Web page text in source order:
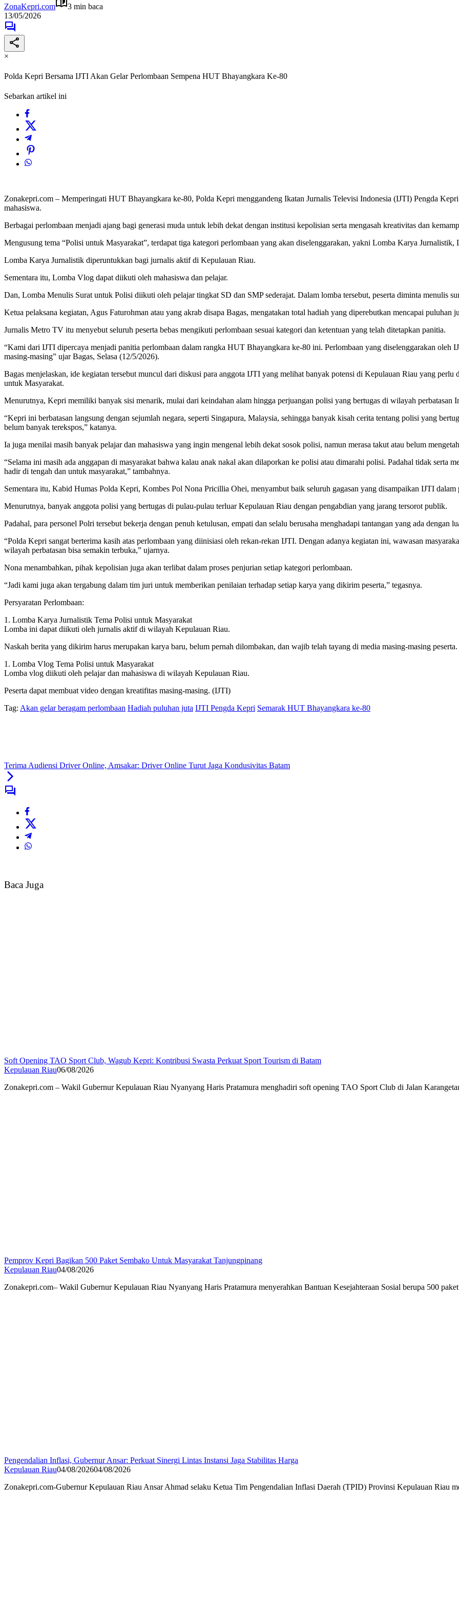
ZonaKepri.com
3 min baca
13/05/2026
×
Polda Kepri Bersama IJTI Akan Gelar Perlombaan Sempena HUT Bhayangkara Ke-80
Sebarkan artikel ini
Zonakepri.com – Memperingati HUT Bhayangkara ke-80, Polda Kepri menggandeng Ikatan Jurnalis Televisi Indonesia (IJTI) Pengda
mahasiswa.
Berbagai perlombaan menjadi ajang bagi generasi muda untuk lebih dekat dengan institusi kepolisian serta mengasah kreativitas dan
Mengusung tema “Polisi untuk Masyarakat”, terdapat tiga kategori perlombaan yang akan diselenggarakan, yakni Lomba Karya
Lomba Karya Jurnalistik diperuntukkan bagi jurnalis aktif di Kepulauan Riau.
Sementara itu, Lomba Vlog dapat diikuti oleh mahasiswa dan pelajar.
Dan, Lomba Menulis Surat untuk Polisi diikuti oleh pelajar tingkat SD dan SMP sederajat. Dalam lomba tersebut, peserta diminta menulis
Ketua pelaksana kegiatan, Agus Faturohman atau yang akrab disapa Bagas, mengatakan total hadiah yang diperebutkan mencapai puluhan
Jurnalis Metro TV itu menyebut seluruh peserta bebas mengikuti perlombaan sesuai kategori dan ketentuan yang telah ditetapkan panitia.
“Kami dari IJTI dipercaya menjadi panitia perlombaan dalam rangka HUT Bhayangkara ke-80 ini. Perlombaan yang diselenggarakan oleh
masing-masing” ujar Bagas, Selasa (12/5/2026).
Bagas menjelaskan, ide kegiatan tersebut muncul dari diskusi para anggota IJTI yang melihat banyak potensi di Kepulauan Riau yang
untuk Masyarakat.
Menurutnya, Kepri memiliki banyak sisi menarik, mulai dari keindahan alam hingga perjuangan polisi yang bertugas di wilayah perbatasan
“Kepri ini berbatasan langsung dengan sejumlah negara, seperti Singapura, Malaysia, sehingga banyak kisah cerita tentang polisi yang
belum banyak terekspos,” katanya.
Ia juga menilai masih banyak pelajar dan mahasiswa yang ingin mengenal lebih dekat sosok polisi, namun merasa takut atau belum
“Selama ini masih ada anggapan di masyarakat bahwa kalau anak nakal akan dilaporkan ke polisi atau dimarahi polisi. Padahal tidak serta
hadir di tengah dan untuk masyarakat,” tambahnya.
Sementara itu, Kabid Humas Polda Kepri, Kombes Pol Nona Pricillia Ohei, menyambut baik seluruh gagasan yang disampaikan IJTI
Menurutnya, banyak anggota polisi yang bertugas di pulau-pulau terluar Kepulauan Riau dengan pengabdian yang jarang tersorot publik.
Padahal, para personel Polri tersebut bekerja dengan penuh ketulusan, empati dan selalu berusaha menghadapi tantangan yang ada dengan
“Polda Kepri sangat berterima kasih atas perlombaan yang diinisiasi oleh rekan-rekan IJTI. Dengan adanya kegiatan ini, wawasan
wilayah perbatasan bisa semakin terbuka,” ujarnya.
Nona menambahkan, pihak kepolisian juga akan terlibat dalam proses penjurian setiap kategori perlombaan.
“Jadi kami juga akan tergabung dalam tim juri untuk memberikan penilaian terhadap setiap karya yang dikirim peserta,” tegasnya.
Persyaratan Perlombaan:
1. Lomba Karya Jurnalistik Tema Polisi untuk Masyarakat
Lomba ini dapat diikuti oleh jurnalis aktif di wilayah Kepulauan Riau.
Naskah berita yang dikirim harus merupakan karya baru, belum pernah dilombakan, dan wajib telah tayang di media masing-masing peserta.
1. Lomba Vlog Tema Polisi untuk Masyarakat
Lomba vlog diikuti oleh pelajar dan mahasiswa di wilayah Kepulauan Riau.
Peserta dapat membuat video dengan kreatifitas masing-masing. (IJTI)
Tag: Akan gelar beragam perlombaan Hadiah puluhan juta IJTI Pengda Kepri Semarak HUT Bhayangkara ke-80
Terima Audiensi Driver Online, Amsakar: Driver Online Turut Jaga Kondusivitas Batam
Baca Juga
Soft Opening TAO Sport Club, Wagub Kepri: Kontribusi Swasta Perkuat Sport Tourism di Batam
Kepulauan Riau06/08/2026
Zonakepri.com – Wakil Gubernur Kepulauan Riau Nyanyang Haris Pratamura menghadiri soft opening TAO Sport Club di Jalan
Pemprov Kepri Bagikan 500 Paket Sembako Untuk Masyarakat Tanjungpinang
Kepulauan Riau04/08/2026
Zonakepri.com– Wakil Gubernur Kepulauan Riau Nyanyang Haris Pratamura menyerahkan Bantuan Kesejahteraan Sosial berupa 500
Pengendalian Inflasi, Gubernur Ansar: Perkuat Sinergi Lintas Instansi Jaga Stabilitas Harga
Kepulauan Riau04/08/202604/08/2026
Zonakepri.com-Gubernur Kepulauan Riau Ansar Ahmad selaku Ketua Tim Pengendalian Inflasi Daerah (TPID) Provinsi Kepulauan Riau